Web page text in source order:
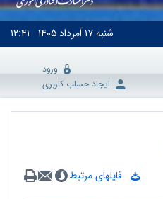
شنبه۱۷ اَمرداد ۱۴۰۵ ۱۲:۴۱
ورود
ایجاد حساب کاربری
فایلهای مرتبط